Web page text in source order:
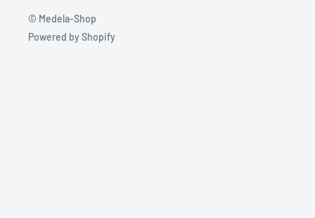
© Medela-Shop
Powered by Shopify